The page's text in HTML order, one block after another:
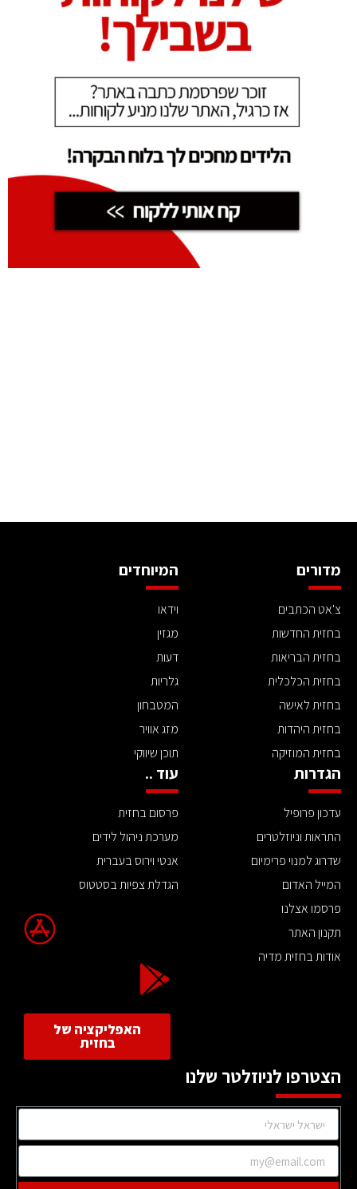
מדורים
צ'אט הכתבים
בחזית החדשות
בחזית הבריאות
בחזית הכלכלית
בחזית לאישה
בחזית היהדות
בחזית המוזיקה
המיוחדים
וידאו
מגזין
דעות
גלריות
המטבחון
מזג אוויר
תוכן שיווקי
הגדרות
עדכון פרופיל
התראות וניוזלטרים
שדרוג למנוי פרימיום
המייל האדום
פרסמו אצלנו
תקנון האתר
אודות בחזית מדיה
עוד ..
פרסום בחזית
מערכת ניהול לידים
אנטי וירוס בעברית
הגדלת צפיות בסטטוס
האפליקציה של
בחזית
הצטרפו לניוזלטר שלנו